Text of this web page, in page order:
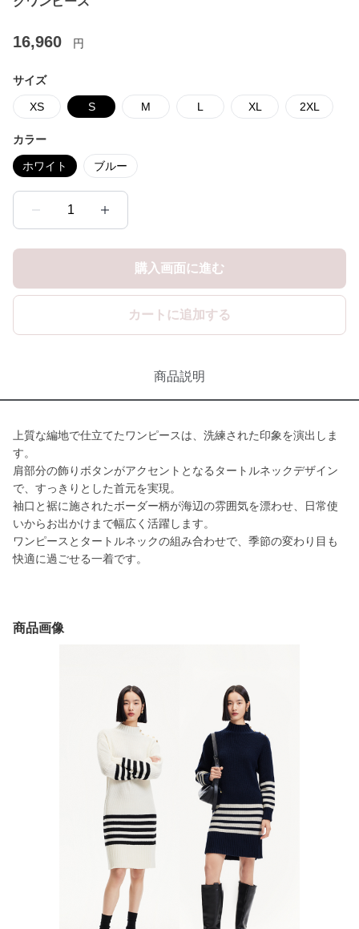
16,960 円
サイズ
XS S M L XL 2XL
カラー
ホワイト ブルー
1
購入画面に進む
カートに追加する
商品説明
上質な編地で仕立てたワンピースは、洗練された印象を演出しま
す。
肩部分の飾りボタンがアクセントとなるタートルネックデザイン
で、すっきりとした首元を実現。
袖口と裾に施されたボーダー柄が海辺の雰囲気を漂わせ、日常使
いからお出かけまで幅広く活躍します。
ワンピースとタートルネックの組み合わせで、季節の変わり目も
快適に過ごせる一着です。
商品画像